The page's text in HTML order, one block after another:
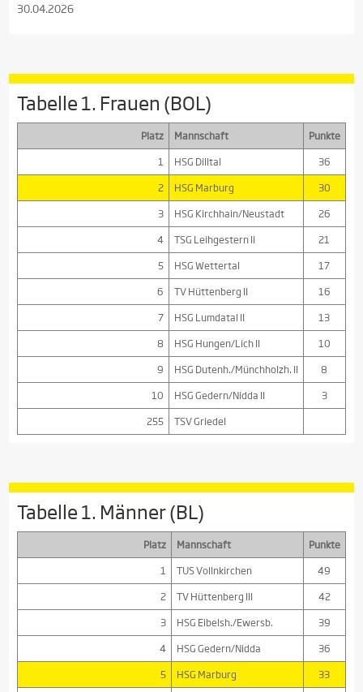
30.04.2026
Tabelle 1. Frauen (BOL)
Platz Mannschaft
Punkte
1
HSG Dilltal
36
2
HSG Marburg
30
3
HSG Kirchhain/Neustadt
26
4
TSG Leihgestern II
21
5
HSG Wettertal
17
6
TV Hüttenberg II
16
7
HSG Lumdatal II
13
8
HSG Hungen/Lich II
10
9
HSG Dutenh./Münchholzh. II
8
10
HSG Gedern/Nidda II
3
255
TSV Griedel
Tabelle 1. Männer (BL)
Platz Mannschaft
Punkte
1
TUS Vollnkirchen
49
2
TV Hüttenberg III
42
3
HSG Eibelsh./Ewersb.
39
4
HSG Gedern/Nidda
36
5
HSG Marburg
33